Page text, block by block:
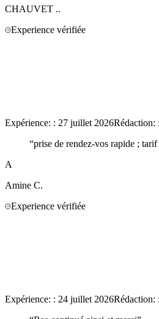
CHAUVET ..
Experience vérifiée
Expérience: : 27 juillet 2026Rédaction: :
“prise de rendez-vos rapide ;
A
Amine C.
Experience vérifiée
Expérience: : 24 juillet 2026Rédaction: :